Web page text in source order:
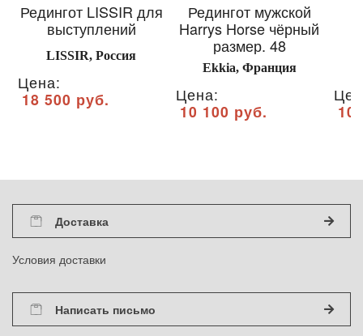
Редингот LISSIR для
выступлений
LISSIR, Россия
Цена:
18 500 руб.
Редингот мужской
Harrys Horse чёрный
размер. 48
Ekkia, Франция
Цена:
10 100 руб.
10
Доставка
Условия доставки
Написать письмо